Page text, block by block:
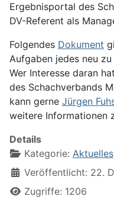
Ergebnisportal des
DV-Referent als
Folgendes Dokument
Aufgaben jedes neu
Wer Interesse daran
des Schachverbands
kann gerne Jürgen
weitere Informationen
Details
Kategorie: Aktuelles
Veröffentlicht: 22.
Zugriffe: 1206